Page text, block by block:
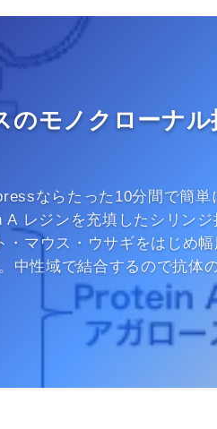
のモノクローナル
ならたった10分間で簡単
レジンを充填したシリン
・マウス・ウサギをはじめ
中性域で結合するので抗体